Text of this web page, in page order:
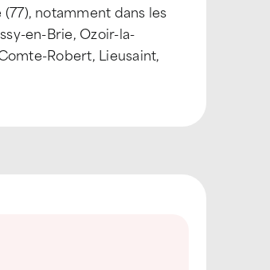
notamment dans les
en-Brie, Ozoir-la-
Robert, Lieusaint,